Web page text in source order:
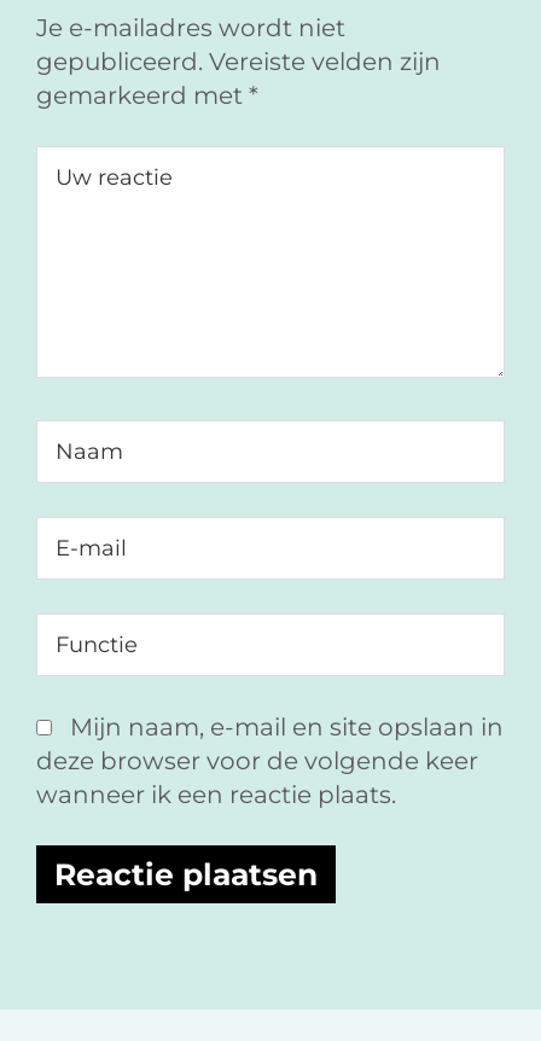
b
k
e
n
Je e-mailadres wordt niet
gepubliceerd. Vereiste velden zijn
gemarkeerd met *
Mijn naam, e-mail en site opslaan in
deze browser voor de volgende keer
wanneer ik een reactie plaats.